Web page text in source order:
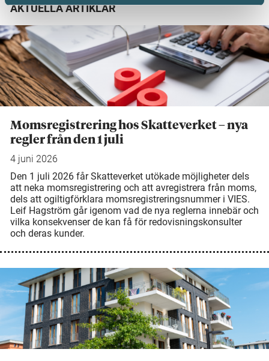
AKTUELLA ARTIKLAR
Momsregistrering hos Skatteverket – nya
regler från den 1 juli
4 juni 2026
Den 1 juli 2026 får Skatteverket utökade möjligheter dels
att neka momsregistrering och att avregistrera från moms,
dels att ogiltigförklara momsregistreringsnummer i VIES.
Leif Hagström går igenom vad de nya reglerna innebär och
vilka konsekvenser de kan få för redovisningskonsulter
och deras kunder.